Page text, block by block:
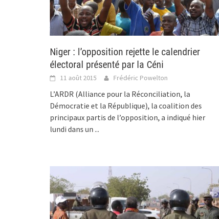
Niger : l’opposition rejette le calendrier
électoral présenté par la Céni
11 août 2015 Frédéric Powelton
L’ARDR (Alliance pour la Réconciliation, la
Démocratie et la République), la coalition des
principaux partis de l’opposition, a indiqué hier
lundi dans un ...